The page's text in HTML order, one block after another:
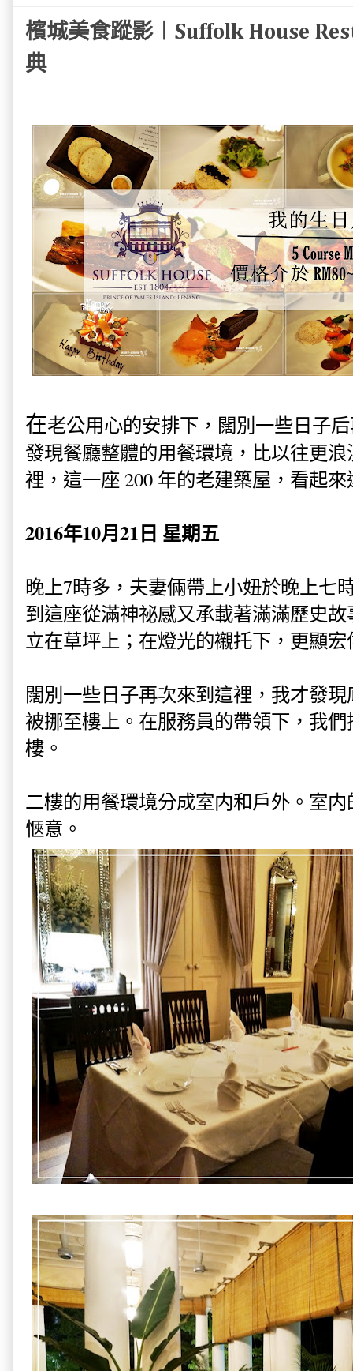
檳城美食蹤影︱Suffolk House
典
在老公用心的安排下，闊別一些日子
發現餐廳整體的用餐環境，比以往更
裡，這一座 200 年的老建築屋，看起
2016年10月21日 星期五
晚上7時多，夫妻倆帶上小妞於晚上七
到這座從滿神祕感又承載著滿滿歷史
立在草坪上；在燈光的襯托下，更顯宏
闊別一些日子再次來到這裡，我才發
被挪至樓上。在服務員的帶領下，我
樓。
二樓的用餐環境分成室内和戶外。室
愜意 。